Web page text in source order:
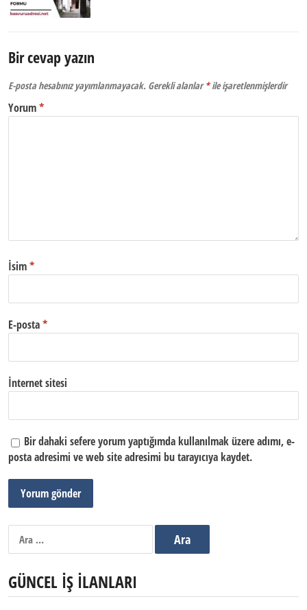
Bir cevap yazın
E-posta hesabınız yayımlanmayacak. Gerekli alanlar*ile işaretlenmişlerdir
Yorum*
İsim*
E-posta*
İnternet sitesi
Bir dahaki sefere yorum yaptığımda kullanılmak üzere adımı, e-
posta adresimi ve web site adresimi bu tarayıcıya kaydet.
GÜNCEL İŞ İLANLARI